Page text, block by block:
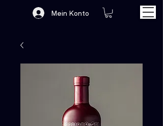
Mein Konto